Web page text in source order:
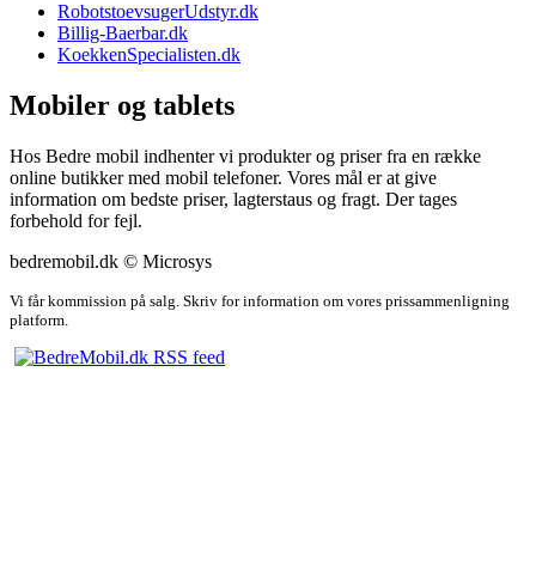
RobotstoevsugerUdstyr.dk
Billig-Baerbar.dk
KoekkenSpecialisten.dk
Mobiler og tablets
Hos Bedre mobil indhenter vi produkter og priser fra en række
online butikker med mobil telefoner. Vores mål er at give
information om bedste priser, lagterstaus og fragt. Der tages
forbehold for fejl.
bedremobil.dk © Microsys
Vi får kommission på salg. Skriv for information om vores prissammenligning
platform.